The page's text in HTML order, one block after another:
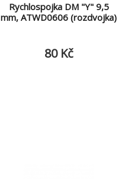
Rychlospojka DM "Y" 9,5
mm, ATWD0606 (rozdvojka)
80 Kč